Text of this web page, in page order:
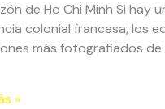
de Ho Chi Minh Si hay
colonial francesa, los
más fotografiados
»